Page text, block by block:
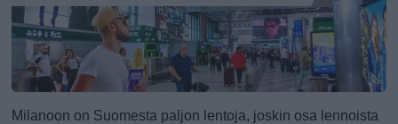
Milanoon on Suomesta paljon lentoja, joskin osa lennoista